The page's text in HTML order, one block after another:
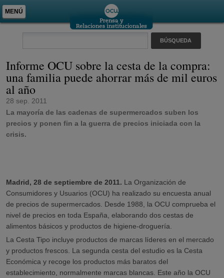
MENÚ
Informe OCU sobre la cesta de la compra:
una familia puede ahorrar más de mil euros
al año
28 sep. 2011
La mayoría de las cadenas de supermercados suben los
precios y ponen fin a la guerra de precios iniciada con la
crisis.
Madrid, 28 de septiembre de 2011. La Organización de
Consumidores y Usuarios (OCU) ha realizado su encuesta anual
de precios de supermercados. Desde 1988, la OCU comprueba el
nivel de precios en toda España, elaborando dos cestas de
alimentos básicos y productos de higiene-droguería.
La Cesta Tipo incluye productos de marcas líderes en el mercado
y productos frescos. La segunda cesta del estudio es la Cesta
Económica y recoge los productos más baratos del
establecimiento, normalmente marcas blancas. Este año la OCU